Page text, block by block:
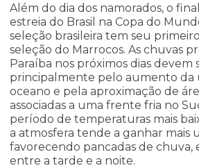
Além do dia dos namorados, o
estreia do Brasil na Copa do
seleção brasileira tem seu
seleção do Marrocos. As chuvas
Paraíba nos próximos dias devem
principalmente pelo aumento da
oceano e pela aproximação de
associadas a uma frente fria no
período de temperaturas mais
a atmosfera tende a ganhar mais
favorecendo pancadas de chuva,
entre a tarde e a noite.